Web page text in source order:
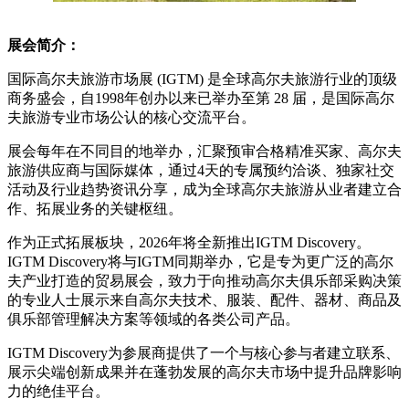
展会简介：
国际高尔夫旅游市场展 (IGTM) 是全球高尔夫旅游行业的顶级
商务盛会，自1998年创办以来已举办至第 28 届，是国际高尔
夫旅游专业市场公认的核心交流平台。
展会每年在不同目的地举办，汇聚预审合格精准买家、高尔夫
旅游供应商与国际媒体，通过4天的专属预约洽谈、独家社交
活动及行业趋势资讯分享，成为全球高尔夫旅游从业者建立合
作、拓展业务的关键枢纽。
作为正式拓展板块，2026年将全新推出IGTM Discovery。
IGTM Discovery将与IGTM同期举办，它是专为更广泛的高尔
夫产业打造的贸易展会，致力于向推动高尔夫俱乐部采购决策
的专业人士展示来自高尔夫技术、服装、配件、器材、商品及
俱乐部管理解决方案等领域的各类公司产品。
IGTM Discovery为参展商提供了一个与核心参与者建立联系、
展示尖端创新成果并在蓬勃发展的高尔夫市场中提升品牌影响
力的绝佳平台。